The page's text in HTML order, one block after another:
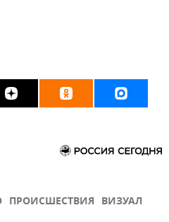
ПРОИСШЕСТВИЯ ВИЗУАЛ